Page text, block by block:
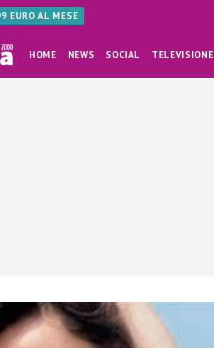
EURO AL MESE
HOME NEWS SOCIAL TELEVISIONE